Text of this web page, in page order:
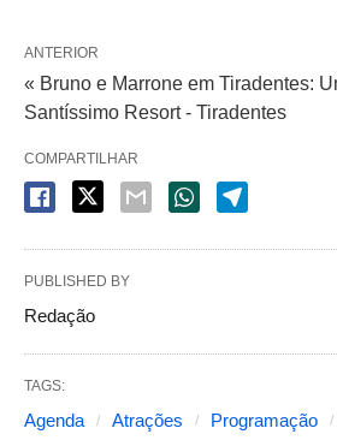
ANTERIOR
« Bruno e Marrone em Tiradentes:
Santíssimo Resort - Tiradentes
COMPARTILHAR
PUBLISHED BY
Redação
TAGS:
Agenda Atrações Programação